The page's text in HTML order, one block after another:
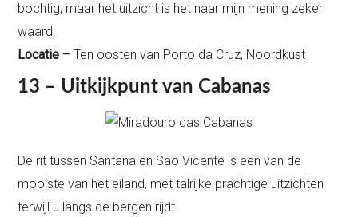
bochtig, maar het uitzicht is het naar mijn mening zeker
waard!
Locatie –Ten oosten van Porto da Cruz, Noordkust
13 – Uitkijkpunt van Cabanas
De rit tussen Santana en São Vicente is een van de
mooiste van het eiland, met talrijke prachtige uitzichten
terwijl u langs de bergen rijdt.